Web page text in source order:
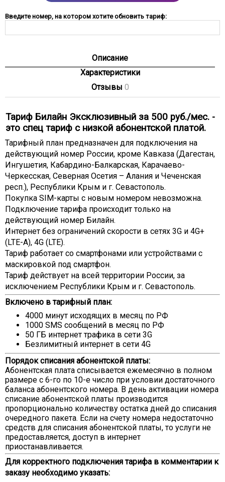
Введите номер, на котором хотите обновить тариф:
Описание
Характеристики
Отзывы 0
Тариф Билайн Эксклюзивный за 500 руб./мес. -
это спец тариф с низкой абонентской платой.
Тарифный план предназначен для подключения на
действующий номер России, кроме Кавказа (Дагестан,
Ингушетия, Кабардино-Балкарская, Карачаево-
Черкесская, Северная Осетия – Алания и Чеченская
респ.), Республики Крым и г. Севастополь.
Покупка SIM-карты с новым номером невозможна.
Подключение тарифа происходит только на
действующий номер Билайн.
Интернет без ограничений скорости в сетях 3G и 4G+
(LTE-A), 4G (LTE).
Тариф работает со смартфонами или устройствами с
маскировкой под смартфон.
Тариф действует на всей территории России, за
исключением Республики Крым и г. Севастополь.
Включено в тарифный план:
4000 минут исходящих в месяц по РФ
1000 SMS сообщений в месяц по РФ
50 ГБ интернет трафика в сети 3G
Безлимитный интернет в сети 4G
Порядок списания абонентской платы:
Абонентская плата списывается ежемесячно в полном
размере с 6-го по 10-е число при условии достаточного
баланса абонентского номера. В день активации номера
списание абонентской платы производится
пропорционально количеству остатка дней до списания
очередного пакета. Если на счету номера недостаточно
средств для списания абонентской платы, то услуги не
предоставляется, доступ в интернет
приостанавливается.
Для корректного подключения тарифа в комментарии к
заказу необходимо указать: